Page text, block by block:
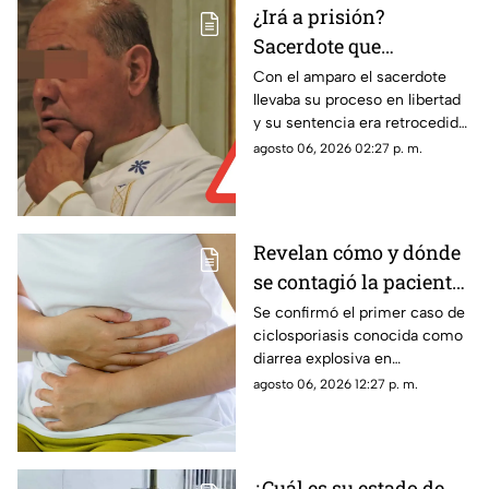
¿Irá a prisión?
Sacerdote que
presuntamente abuso
de dos monaguillos en
Aguascalientes perdió
Juicio de Amparo
Con el amparo el sacerdote
llevaba su proceso en libertad
y su sentencia era retrocedida;
ahora el proceso legal
agosto 06, 2026 02:27 p. m.
Revelan cómo y dónde
se contagió la paciente
de diarrea explosiva en
Aguascalientes
Se confirmó el primer caso de
ciclosporiasis conocida como
diarrea explosiva en
Aguascalientes; te contamos
agosto 06, 2026 12:27 p. m.